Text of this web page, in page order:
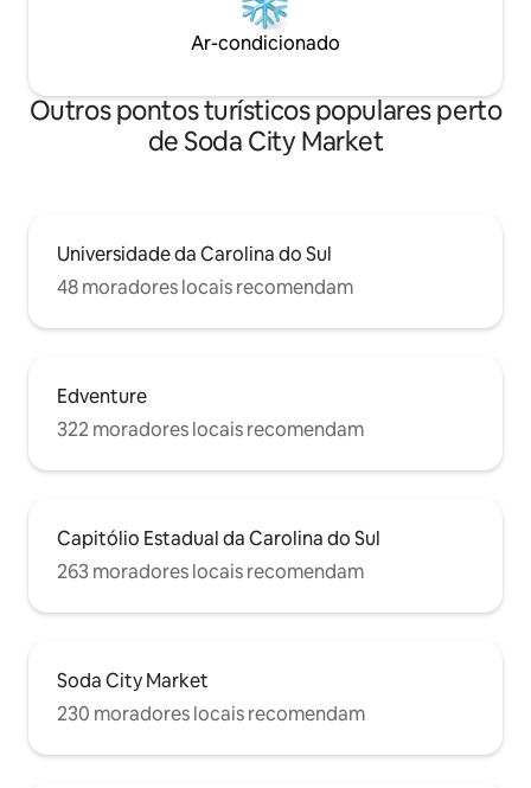
Ar-condicionado
Outros pontos turísticos populares perto
de Soda City Market
Universidade da Carolina do Sul
48 moradores locais recomendam
Edventure
322 moradores locais recomendam
Capitólio Estadual da Carolina do Sul
263 moradores locais recomendam
Soda City Market
230 moradores locais recomendam